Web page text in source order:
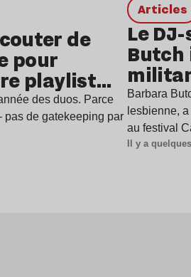
de
pour
playlist
des duos. Parce
pas de gatekeeping par
Articles
Le
Butch
à
Barbara
lesbienne,
au festival
Il y a